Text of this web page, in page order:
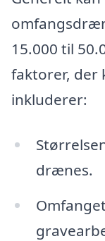
15.000 til
faktorer, der
inkluderer:
drænes.